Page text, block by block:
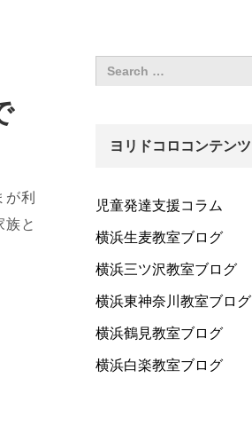
利
と
ヨリドコロコンテンツ
児童発達支援コラム
横浜生麦教室ブログ
横浜三ツ沢教室ブログ
横浜東神奈川教室ブログ
横浜鶴見教室ブログ
横浜白楽教室ブログ